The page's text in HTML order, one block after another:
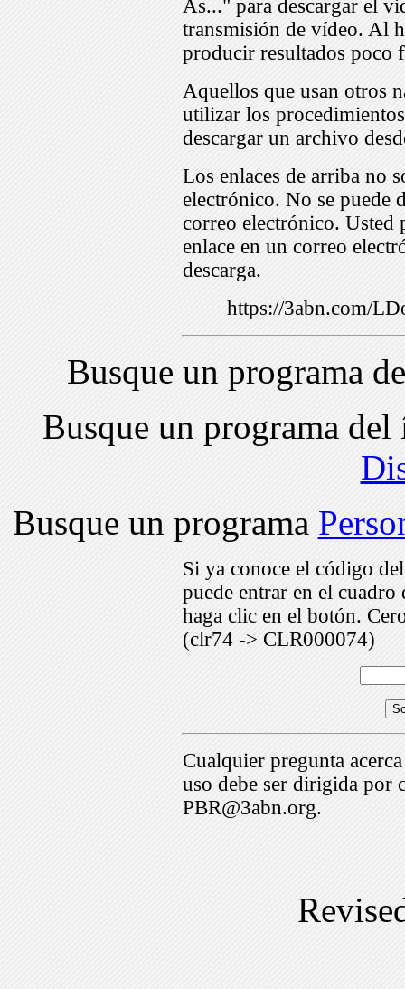
As..." para descargar el
transmisión de vídeo. Al
producir resultados poco
Aquellos que usan otros
utilizar los
descargar un archivo
Los enlaces de arriba no
electrónico. No se puede
correo electrónico. Usted
enlace en un correo
descarga.
https://3abn.com/
Busque un programa
Busque un programa
Busque un programa
Si ya conoce el código
puede entrar en el
haga clic en el botón.
(clr74 -> CLR000074)
Cualquier pregunta
uso debe ser dirigida por
PBR@3abn.org.